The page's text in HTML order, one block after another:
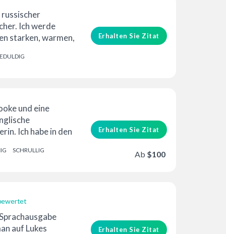
russischer
Ich werde
starken, warmen,
Erhalten Sie Zitat
und eine
Ich habe in den
SCHRULLIG
Erhalten Sie Zitat
Ab $100
auf Lukes
Erhalten Sie Zitat